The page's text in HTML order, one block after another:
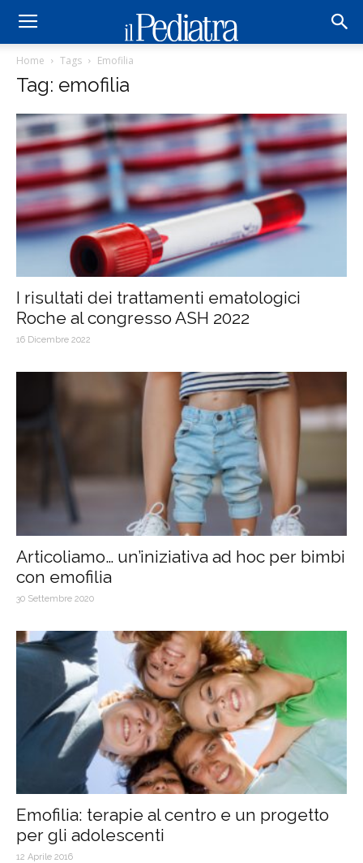
Home Tags Emofilia
Tag: emofilia
I risultati dei trattamenti ematologici
Roche al congresso ASH 2022
16 Dicembre 2022
Articoliamo… un’iniziativa ad hoc per bimbi
con emofilia
30 Settembre 2020
Emofilia: terapie al centro e un progetto
per gli adolescenti
12 Aprile 2016